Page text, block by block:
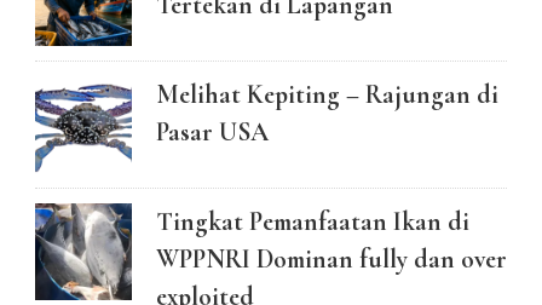
Melihat Kepiting – Rajungan di
Pasar USA
Tingkat Pemanfaatan Ikan di
WPPNRI Dominan fully dan over
exploited